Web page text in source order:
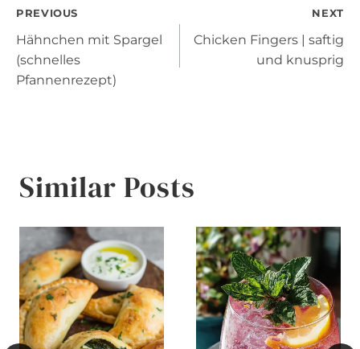
Post
navigation
PREVIOUS
Hähnchen mit Spargel
(schnelles
Pfannenrezept)
NEXT
Chicken Fingers | saftig
und knusprig
Similar Posts